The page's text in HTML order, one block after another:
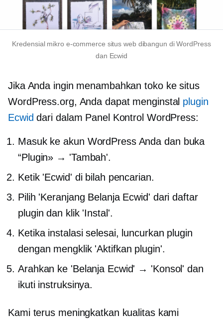
Kredensial mikro e-commerce situs web dibangun di WordPress
dan Ecwid
Jika Anda ingin menambahkan toko ke situs
WordPress.org, Anda dapat menginstal plugin
Ecwid dari dalam Panel Kontrol WordPress:
Masuk ke akun WordPress Anda dan buka
“Plugin» → 'Tambah'.
Ketik 'Ecwid' di bilah pencarian.
Pilih 'Keranjang Belanja Ecwid' dari daftar
plugin dan klik 'Instal'.
Ketika instalasi selesai, luncurkan plugin
dengan mengklik 'Aktifkan plugin'.
Arahkan ke 'Belanja Ecwid' → 'Konsol' dan
ikuti instruksinya.
Kami terus meningkatkan kualitas kami